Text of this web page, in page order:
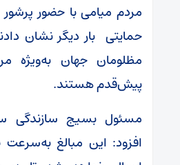
مردم میامی با حضور
حمایتی بار دیگر نشان
مظلومان جهان به‌ویژه
پیش‌قدم هستند.
مسئول بسیج سازندگی
افزود: این مبالغ